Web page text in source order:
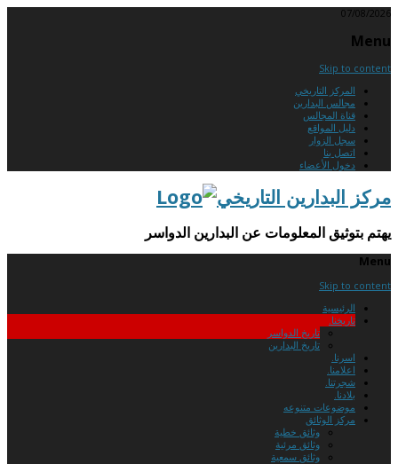
07/08/2026
Menu
Skip to content
المركز التاريخي
مجالس البدارين
قناة المجالس
دليل المواقع
سجل الزوار
اتصل بنا
دخول الأعضاء
مركز البدارين التاريخي
يهتم بتوثيق المعلومات عن البدارين الدواسر
Menu
Skip to content
الرئيسية
تاريخنا.
تاريخ الدواسر
تاريخ البدارين
اسرنا.
اعلامنا.
شجرتنا.
بلادنا.
موضوعات متنوعه
مركز الوثائق
وثائق خطية
وثائق مرئية
وثائق سمعية